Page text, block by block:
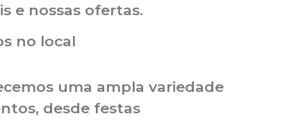
e nossas ofertas.
no local
uma ampla variedade
desde festas